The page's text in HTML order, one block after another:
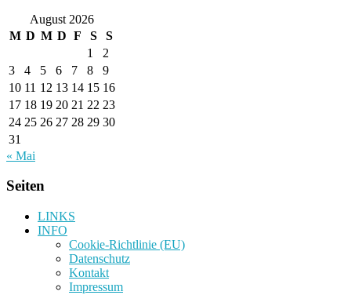
August 2026
M D M D F S
S
1
2
3
4 5 6 7 8
9
10 11 12 13 14 15 16
17 18 19 20 21 22 23
24 25 26 27 28 29 30
31
« Mai
Seiten
LINKS
INFO
Cookie-Richtlinie (EU)
Datenschutz
Kontakt
Impressum